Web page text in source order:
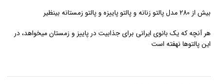
بیش از 280 مدل پالتو زنانه و پالتو پاییزه و پالتو زمستانه بینظیر
هر آنچه که یک بانوی ایرانی برای جذابیت در پاییز و زمستان میخواهد، در
این پالتوها نهفته است